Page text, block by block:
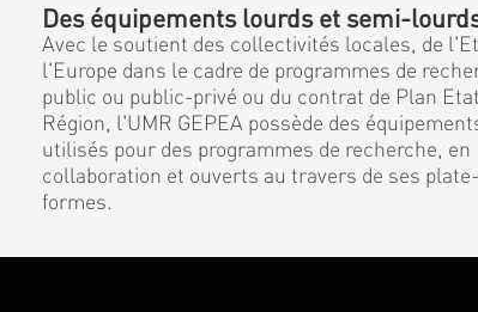
Des équipements lourds et semi-
Avec le soutient des collectivités locales, de
l'Europe dans le cadre de programmes de
public ou public-privé ou du contrat de Plan Etat
Région, l'UMR GEPEA possède des
utilisés pour des programmes de recherche, en
collaboration et ouverts au travers de ses plate-
formes.